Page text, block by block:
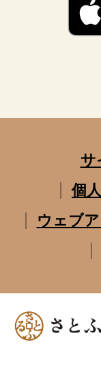
サ
個
ウェブ